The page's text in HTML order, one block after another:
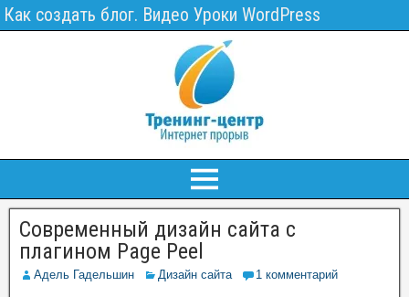
Как создать блог. Видео Уроки WordPress
Современный дизайн сайта с
плагином Page Peel
Адель Гадельшин Дизайн сайта 1 комментарий